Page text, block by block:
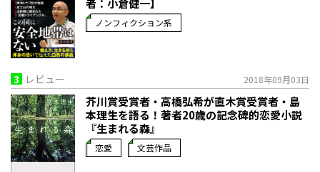
者：小倉健一】
ノンフィクション系
3 レビュー 2018年09月03日
芥川賞受賞者・高橋弘希が直木賞受賞者・島
本理生を語る！著者20歳の記念碑的恋愛小説
『生まれる森』
恋愛 文芸作品